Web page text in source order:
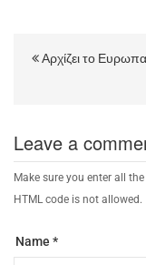
Αρχίζει το
Leave a
Make sure you enter all
HTML code is not allowed.
Name *